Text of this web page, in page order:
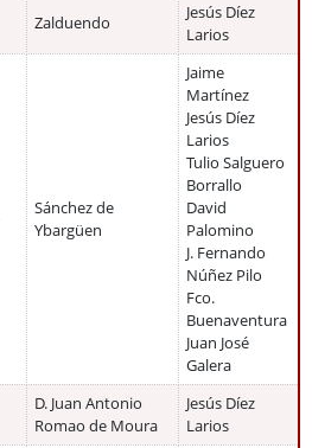
Zalduendo
Jesús Díez
Larios
Sánchez de
Ybargüen
Jaime
Martínez
Jesús Díez
Larios
Tulio Salguero
Borrallo
David
Palomino
J. Fernando
Núñez Pilo
Fco.
Buenaventura
Juan José
Galera
D. Juan Antonio
Romao de Moura
Jesús Díez
Larios